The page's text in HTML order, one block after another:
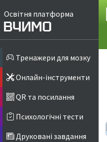
Освітня платформа
Тренажери для мозку
Онлайн-інструменти
QR та посилання
Психологічні тести
Друковані завдання